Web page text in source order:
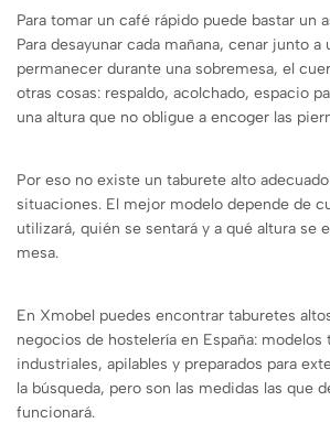
Para tomar un café rápido puede bastar un
Para desayunar cada mañana, cenar junto a
permanecer durante una sobremesa, el
otras cosas: respaldo, acolchado, espacio
una altura que no obligue a encoger las
Por eso no existe un taburete alto
situaciones. El mejor modelo depende de
utilizará, quién se sentará y a qué altura se
mesa.
En Xmobel puedes encontrar taburetes
negocios de hostelería en España:
industriales, apilables y preparados para
la búsqueda, pero son las medidas las que
funcionará.